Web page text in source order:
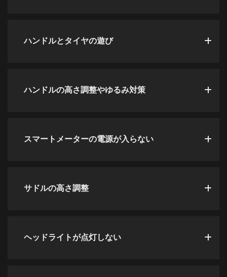
ハンドルとタイヤの遊び
ハンドルの高さ調整やゆるみ対策
スマートメーターの電源が入らない
サドルの高さ調整
ヘッドライトが点灯しない